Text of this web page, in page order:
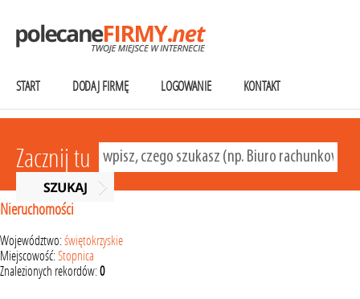
START DODAJ FIRMĘ LOGOWANIE KONTAKT
Zacznij tu
Nieruchomości
Województwo:świętokrzyskie
Miejscowość:Stopnica
Znalezionych rekordów:0